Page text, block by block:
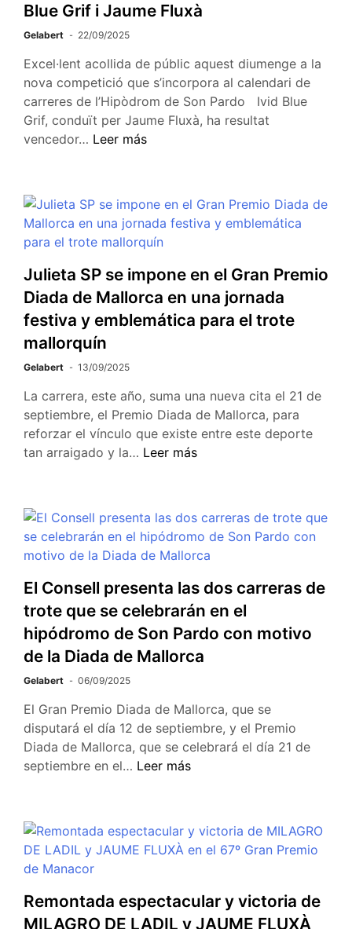
Blue Grif i Jaume Fluxà
Gelabert 22/09/2025
Excel·lent acollida de públic aquest diumenge a la
nova competició que s’incorpora al calendari de
carreres de l’Hipòdrom de Son Pardo Ivid Blue
Grif, conduït per Jaume Fluxà, ha resultat
vencedor… Leer más
Julieta SP se impone en el Gran Premio
Diada de Mallorca en una jornada
festiva y emblemática para el trote
mallorquín
Gelabert 13/09/2025
La carrera, este año, suma una nueva cita el 21 de
septiembre, el Premio Diada de Mallorca, para
reforzar el vínculo que existe entre este deporte
tan arraigado y la… Leer más
El Consell presenta las dos carreras de
trote que se celebrarán en el
hipódromo de Son Pardo con motivo
de la Diada de Mallorca
Gelabert 06/09/2025
El Gran Premio Diada de Mallorca, que se
disputará el día 12 de septiembre, y el Premio
Diada de Mallorca, que se celebrará el día 21 de
septiembre en el… Leer más
Remontada espectacular y victoria de
MILAGRO DE LADIL y JAUME FLUXÀ